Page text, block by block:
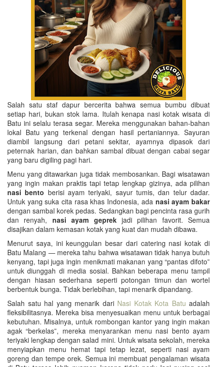
Salah satu staf dapur bercerita bahwa semua bumbu dibuat
setiap hari, bukan stok lama. Itulah kenapa nasi kotak wisata di
Batu ini selalu terasa segar. Mereka menggunakan bahan-bahan
lokal Batu yang terkenal dengan hasil pertaniannya. Sayuran
diambil langsung dari petani sekitar, ayamnya dipasok dari
peternak harian, dan bahkan sambal dibuat dengan cabai segar
yang baru digiling pagi hari.
Menu yang ditawarkan juga tidak membosankan. Bagi wisatawan
yang ingin makan praktis tapi tetap lengkap gizinya, ada pilihan
nasi bento berisi ayam teriyaki, sayur tumis, dan telur dadar.
Untuk yang suka cita rasa khas Indonesia, ada nasi ayam bakar
dengan sambal korek pedas. Sedangkan bagi pencinta rasa gurih
dan renyah, nasi ayam geprekjadi pilihan favorit. Semua
disajikan dalam kemasan kotak yang kuat dan mudah dibawa.
Menurut saya, ini keunggulan besar dari catering nasi kotak di
Batu Malang — mereka tahu bahwa wisatawan tidak hanya butuh
kenyang, tapi juga ingin menikmati makanan yang “pantas difoto”
untuk diunggah di media sosial. Bahkan beberapa menu tampil
dengan hiasan sederhana seperti potongan timun dan wortel
berbentuk bunga. Tidak berlebihan, tapi menarik dipandang.
Salah satu hal yang menarik dari Nasi Kotak Kota Batu adalah
fleksibilitasnya. Mereka bisa menyesuaikan menu untuk berbagai
kebutuhan. Misalnya, untuk rombongan kantor yang ingin makan
agak “berkelas”, mereka menyarankan menu nasi bento ayam
teriyaki lengkap dengan salad mini. Untuk wisata sekolah, mereka
menyiapkan menu hemat tapi tetap lezat, seperti nasi ayam
goreng dan tempe orek. Semua ini membuat pengalaman wisata